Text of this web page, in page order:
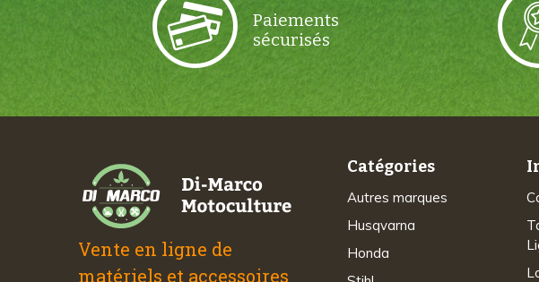
Paiements
sécurisés
Vente en ligne de
matériels et accessoires
Catégories
Autres marques
Husqvarna
Honda